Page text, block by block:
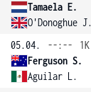
Tamaela E.
O'Donoghue J.
05.04.
--:--
1K
Ferguson S.
Aguilar L.